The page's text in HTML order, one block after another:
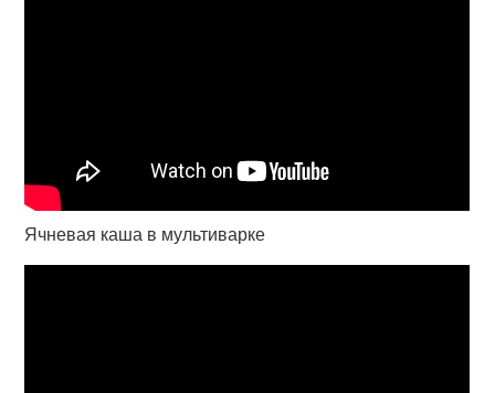
Ячневая каша в мультиварке